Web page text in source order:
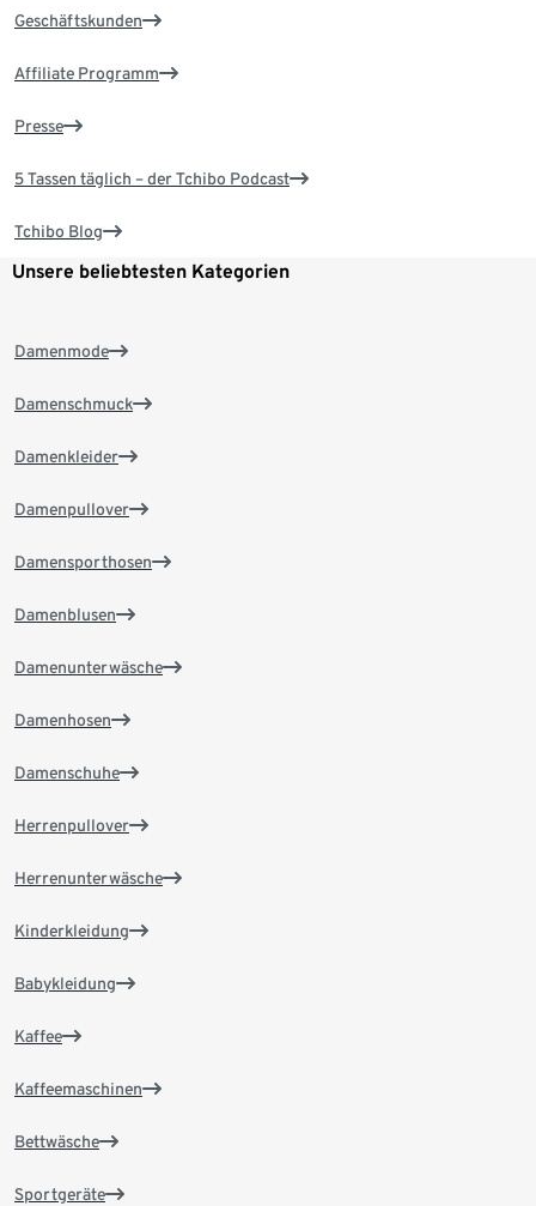
Geschäftskunden
Affiliate Programm
Presse
5 Tassen täglich – der Tchibo Podcast
Tchibo Blog
Unsere beliebtesten Kategorien
Damenmode
Damenschmuck
Damenkleider
Damenpullover
Damensporthosen
Damenblusen
Damenunterwäsche
Damenhosen
Damenschuhe
Herrenpullover
Herrenunterwäsche
Kinderkleidung
Babykleidung
Kaffee
Kaffeemaschinen
Bettwäsche
Sportgeräte